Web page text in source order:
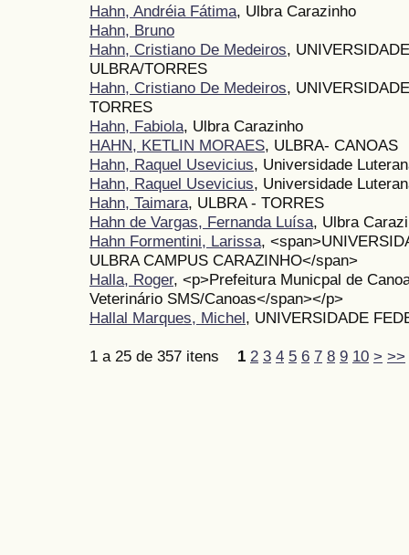
Hahn, Andréia Fátima, Ulbra Carazinho
Hahn, Bruno
Hahn, Cristiano De Medeiros,
ULBRA/TORRES
Hahn, Cristiano De Medeiros,
TORRES
Hahn, Fabiola, Ulbra Carazinho
HAHN, KETLIN MORAES, ULBRA- CANOAS
Hahn, Raquel Usevicius, Universidade
Hahn, Raquel Usevicius, Universidade
Hahn, Taimara, ULBRA - TORRES
Hahn de Vargas, Fernanda Luísa, Ulbra
Hahn Formentini, Larissa,
ULBRA CAMPUS CARAZINHO</span>
Halla, Roger, <p>Prefeitura Municpal de
Veterinário SMS/Canoas</span></p>
Hallal Marques, Michel, UNIVERSIDADE
1 a 25 de 357 itens 1 2 3 4 5 6 7 8 9 10 > >>